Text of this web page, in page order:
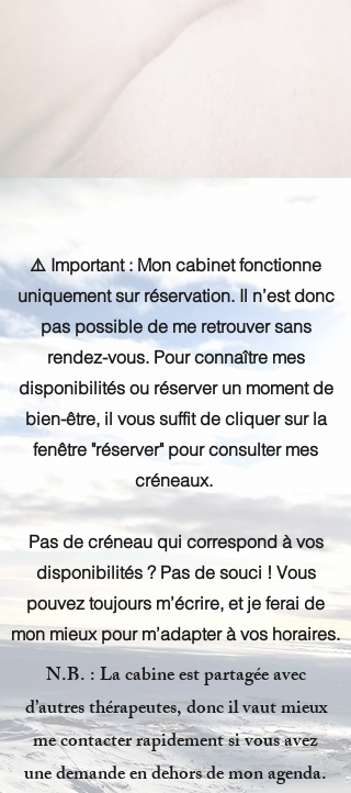
⚠️ Important : Mon cabinet fonctionne
uniquement sur réservation. Il n’est donc
pas possible de me retrouver sans
rendez-vous. Pour connaître mes
disponibilités ou réserver un moment de
bien-être, il vous suffit de cliquer sur la
fenêtre "réserver" pour consulter mes
créneaux.
Pas de créneau qui correspond à vos
disponibilités ? Pas de souci ! Vous
pouvez toujours m’écrire, et je ferai de
mon mieux pour m’adapter à vos horaires.
N.B. : La cabine est partagée avec
d’autres thérapeutes, donc il vaut mieux
me contacter rapidement si vous avez
une demande en dehors de mon agenda.